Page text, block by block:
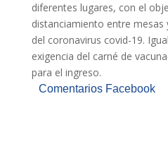
diferentes lugares, con el
distanciamiento entre mesas
del coronavirus covid-19.
exigencia del carné de
para el ingreso.
Comentarios Facebook